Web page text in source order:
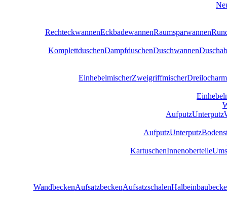
RechteckwannenEckbadewannenRaumsparwannen
KomplettduschenDampfduschenDuschwannen
EinhebelmischerZweigriffmischer
AufputzUnterputz
AufputzUnterputz
KartuschenInnenoberteile
WandbeckenAufsatzbeckenAufsatzschalen